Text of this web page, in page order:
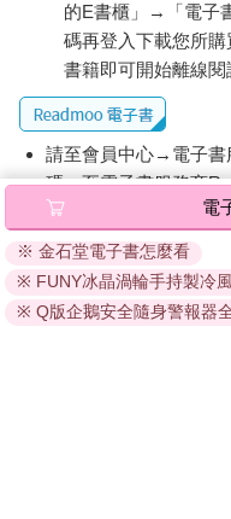
的E書櫃」→「電子
碼再登入下載您所
書籍即可開始離線閱
請至會員中心→電子書
碼』至電子書服務商
退換貨須知：
因版權保護，您在金石
的閱讀軟體開啟閱讀
依據「消費者保護法」
電
※ 金石堂電子書怎麼看
※ FUNY冰晶渦輪手持製冷
※ Q版企鵝安全隨身警報器